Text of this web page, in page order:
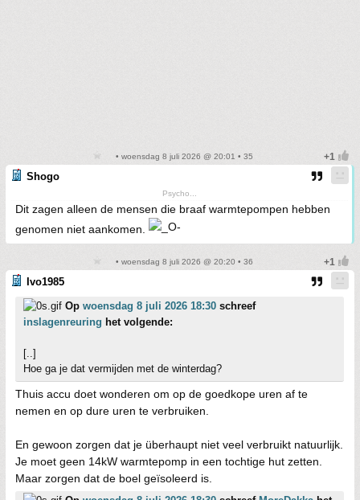
• woensdag 8 juli 2026 @ 20:01 • 35
Shogo
Psycho...
Dit zagen alleen de mensen die braaf warmtepompen hebben
genomen niet aankomen.
• woensdag 8 juli 2026 @ 20:20 • 36
Ivo1985
Op woensdag 8 juli 2026 18:30 schreef
inslagenreuring het volgende:
[..]
Hoe ga je dat vermijden met de winterdag?
Thuis accu doet wonderen om op de goedkope uren af te
nemen en op dure uren te verbruiken.
En gewoon zorgen dat je überhaupt niet veel verbruikt natuurlijk.
Je moet geen 14kW warmtepomp in een tochtige hut zetten.
Maar zorgen dat de boel geïsoleerd is.